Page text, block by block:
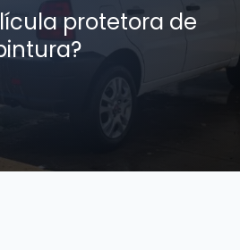
protetora de